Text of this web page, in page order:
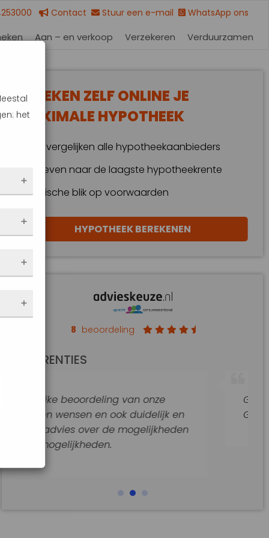
Contact Stuur een e-mail WhatsApp ons
Aan – en verkoop Verzekeren Verduurzamen
BEREKEN ZELF ONLINE JE
MAXIMALE HYPOTHEEK
Wij vergelijken alle hypotheekaanbieders
Streven naar de laagste hypotheekrente
Kritische blik op voorwaarden
HYPOTHEEK BEREKENEN
8 beoordeling
REFERENTIES
duidelijk en
Goede hulp en adviezen.
Goede begeleiding van dit
het
op